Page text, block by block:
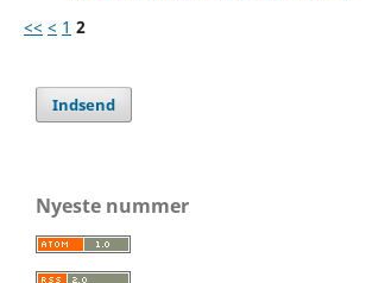
<< < 1 2
Indsend
Nyeste nummer